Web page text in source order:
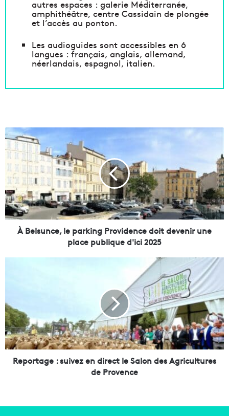
autres espaces : galerie Méditerranée,
amphithéâtre, centre Cassidain de plongée
et l’accès au ponton.
Les audioguides sont accessibles en 6
langues : français, anglais, allemand,
néerlandais, espagnol, italien.
À
B
e
s
u
n
c
e
p
i
n
g
P
r
À Belsunce, le parking Providence doit devenir une
place publique d'ici 2025
r
t
a
g
e
Reportage : suivez en direct le Salon des Agricultures
de Provence